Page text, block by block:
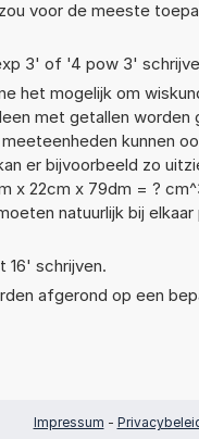
voor de meeste
3' of '4 pow 3'
het mogelijk om
met getallen worden
kunnen
er bijvoorbeeld zo
x 22cm x 79dm = ?
natuurlijk bij elkaar
16' schrijven.
afgerond op een
Impressum -